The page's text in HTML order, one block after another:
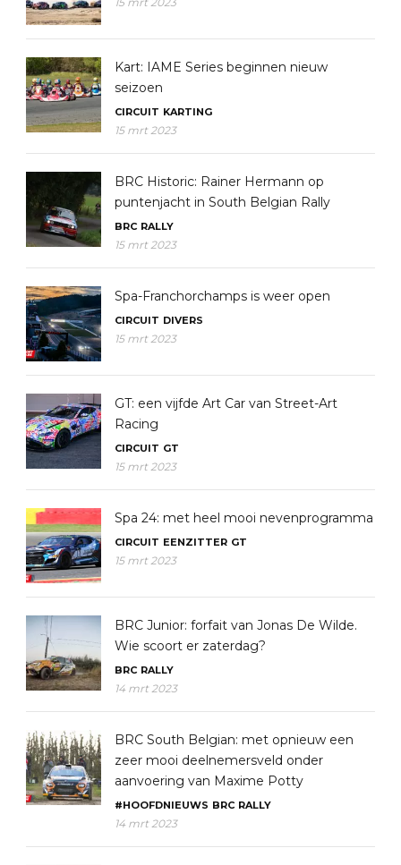
Kart: IAME Series beginnen nieuw
seizoen
CIRCUIT KARTING
15 mrt 2023
BRC Historic: Rainer Hermann op
puntenjacht in South Belgian Rally
BRC RALLY
15 mrt 2023
Spa-Franchorchamps is weer open
CIRCUIT DIVERS
15 mrt 2023
GT: een vijfde Art Car van Street-Art
Racing
CIRCUIT GT
15 mrt 2023
Spa 24: met heel mooi nevenprogramma
CIRCUIT EENZITTER GT
15 mrt 2023
BRC Junior: forfait van Jonas De Wilde.
Wie scoort er zaterdag?
BRC RALLY
14 mrt 2023
BRC South Belgian: met opnieuw een
zeer mooi deelnemersveld onder
aanvoering van Maxime Potty
#HOOFDNIEUWS BRC RALLY
14 mrt 2023